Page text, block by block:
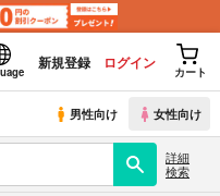
新規登録 ログイン
カート
男性向け 女性向け
詳細
検索